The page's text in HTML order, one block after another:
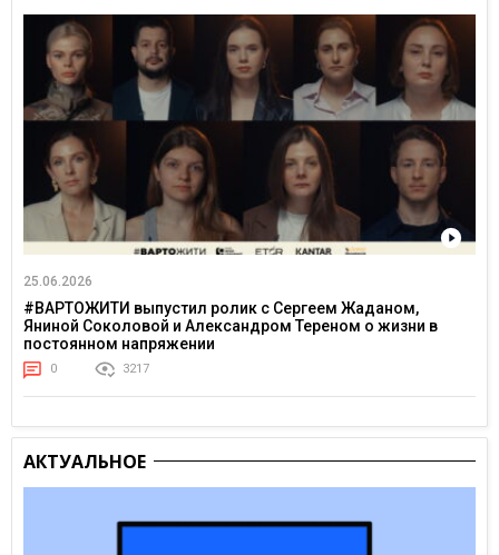
25.06.2026
#ВАРТОЖИТИ выпустил ролик с Сергеем Жаданом,
Яниной Соколовой и Александром Тереном о жизни в
постоянном напряжении
0 3217
АКТУАЛЬНОЕ